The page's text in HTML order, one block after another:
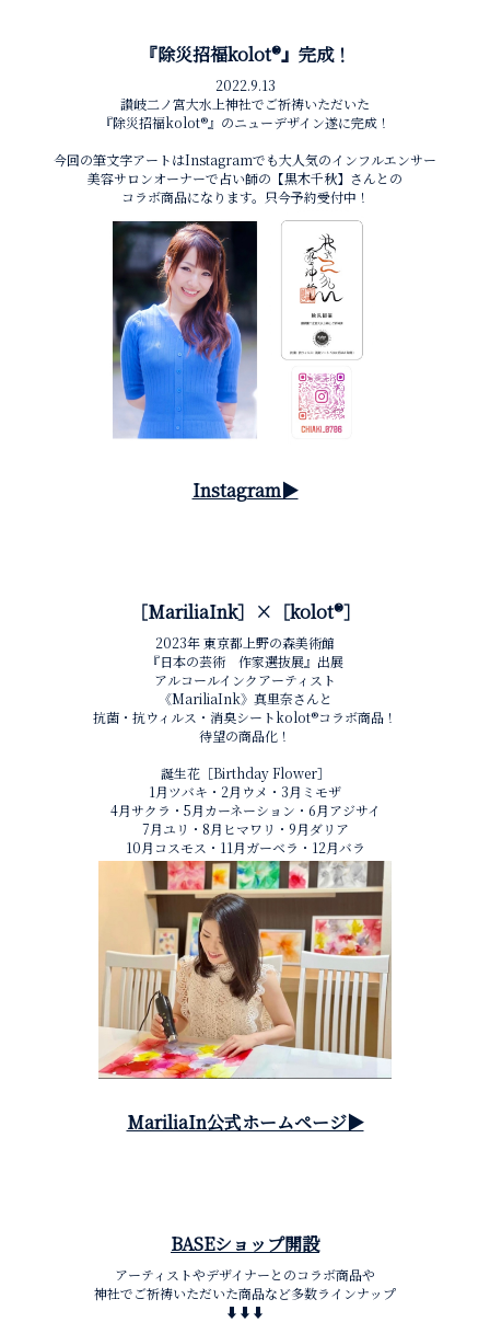
『除災招福kolot®︎』完成！
2022.9.13
讃岐二ノ宮大水上神社でご祈祷いただいた
『除災招福kolot®︎』のニューデザイン遂に完成！
今回の筆文字アートはInstagramでも大人気のインフルエンサー
美容サロンオーナーで占い師の【黒木千秋】さんとの
コラボ商品になります。只今予約受付中！
Instagram▶︎
［MariliaInk］×［kolot®︎］
2023年 東京都上野の森美術館
『日本の芸術 作家選抜展』出展
アルコールインクアーティスト
《MariliaInk》真里奈さんと
抗菌・抗ウィルス・消臭シートkolot®︎コラボ商品！
待望の商品化！
誕生花［Birthday Flower］
1月ツバキ・2月ウメ・3月ミモザ
4月サクラ・5月カーネーション・6月アジサイ
7月ユリ・8月ヒマワリ・9月ダリア
10月コスモス・11月ガーベラ・12月バラ
MariliaIn公式ホームページ▶︎
BASEショップ開設
アーティストやデザイナーとのコラボ商品や
神社でご祈祷いただいた商品など多数ラインナップ
⬇︎⬇︎⬇︎